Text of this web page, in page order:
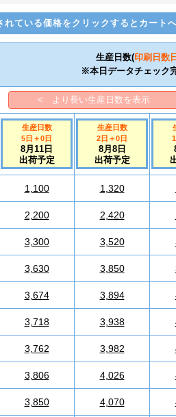
れている価格をクリックするとカート
生産日数(印刷日数
※本日データチェック
< より長い生産日数を表示
生産日数
5日 ＋0日
8月11日
出荷予定
生産日数
2日 ＋0日
8月8日
出荷予定
1,100 1,320
2,200 2,420
3,300 3,520
3,630 3,850
3,674 3,894
3,718 3,938
3,762 3,982
3,806 4,026
3,850 4,070